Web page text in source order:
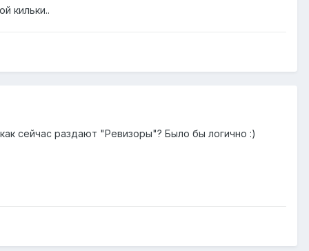
кильки..
сейчас раздают "Ревизоры"? Было бы логично :)